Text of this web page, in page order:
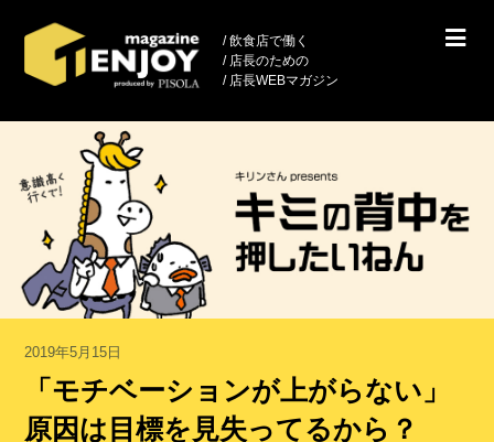
/ 飲食店で働く
/ 店長のための
/ 店長WEBマガジン
2019年5月15日
「モチベーションが上がらない」
原因は目標を見失ってるから？